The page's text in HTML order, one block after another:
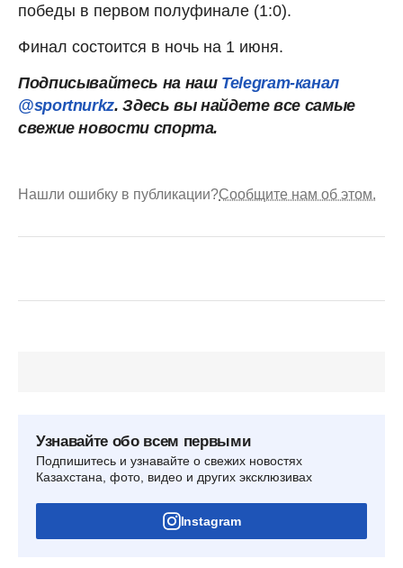
победы в первом полуфинале (1:0).
Финал состоится в ночь на 1 июня.
Подписывайтесь на наш Telegram-канал
@sportnurkz. Здесь вы найдете все самые
свежие новости спорта.
Нашли ошибку в публикации?Сообщите нам об этом.
Узнавайте обо всем первыми
Подпишитесь и узнавайте о свежих новостях
Казахстана, фото, видео и других эксклюзивах
Instagram